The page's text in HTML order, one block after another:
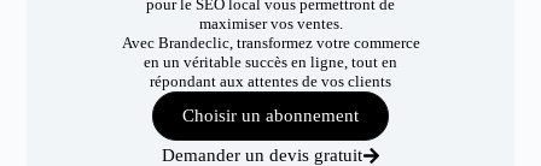
pour le SEO local vous permettront de
maximiser vos ventes.
Avec Brandeclic, transformez votre commerce
en un véritable succès en ligne, tout en
répondant aux attentes de vos clients
Choisir un abonnement
Demander un devis gratuit